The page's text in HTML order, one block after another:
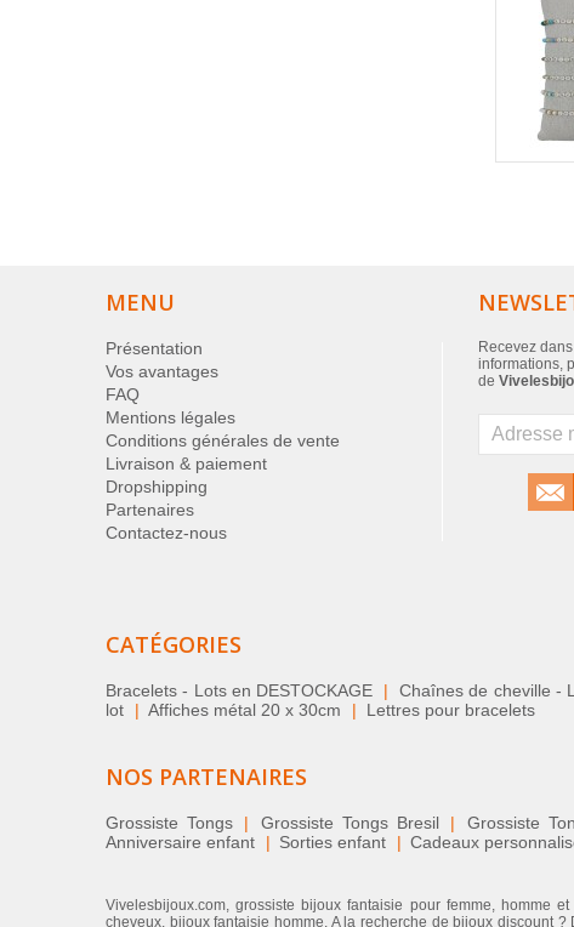
MENU
Présentation
Vos avantages
FAQ
Mentions légales
Conditions générales de vente
Livraison & paiement
Dropshipping
Partenaires
Contactez-nous
Recevez
informations,
de
CATÉGORIES
Bracelets - Lots en DESTOCKAGE | Chaînes de cheville -
lot
| Affiches métal 20 x 30cm | Lettres pour bracelets
NOS PARTENAIRES
Grossiste Tongs | Grossiste Tongs Bresil | Grossiste
Anniversaire enfant
| Sorties enfant | Cadeaux
Vivelesbijoux.com, grossiste bijoux fantaisie pour femme, homme
cheveux, bijoux fantaisie homme. A la recherche de bijoux discount